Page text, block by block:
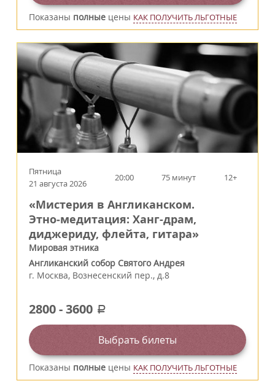
Показаны полные цены КАК ПОЛУЧИТЬ ЛЬГОТНЫЕ
Пятница
21 августа 2026
20:00 75 минут 12+
«Мистерия в Англиканском.
Этно‑медитация: Ханг-драм,
диджериду, флейта, гитара»
Мировая этника
Англиканский собор Святого Андрея
г. Москва, Вознесенский пер., д.8
2800-3600 a
Выбрать билеты
Показаны полные цены КАК ПОЛУЧИТЬ ЛЬГОТНЫЕ